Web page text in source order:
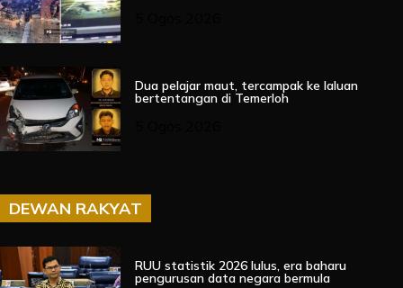
Dua pelajar maut, tercampak ke laluan
bertentangan di Temerloh
DEWAN RAKYAT
RUU statistik 2026 lulus, era baharu
pengurusan data negara bermula